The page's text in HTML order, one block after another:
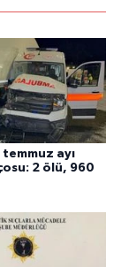
ayı
2 ölü, 960